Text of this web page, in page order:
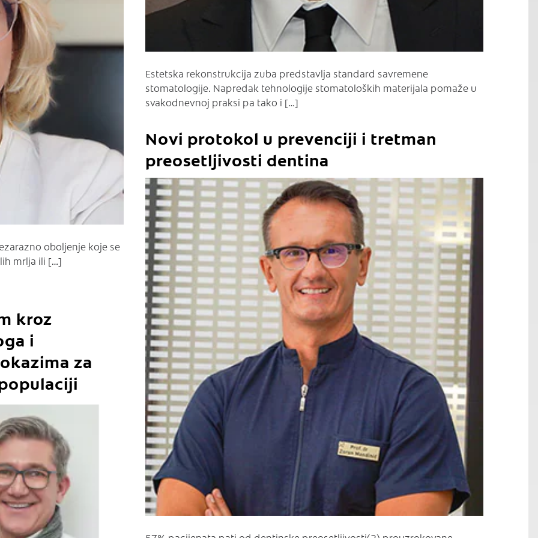
Estetska rekonstrukcija zuba predstavlja standard savremene
stomatologije. Napredak tehnologije stomatoloških materijala pomaže u
svakodnevnoj praksi pa tako i […]
oboljenje koje se
mrlja ili […]
Novi protokol u prevenciji i tretman
preosetljivosti dentina
C
kroz
i
za